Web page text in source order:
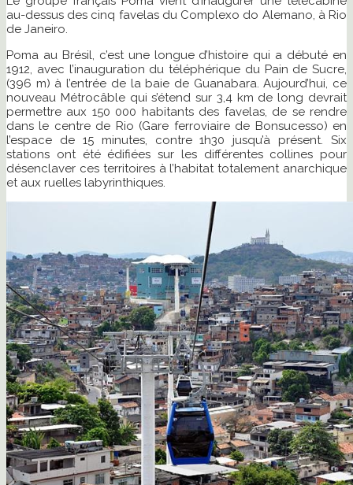
au-dessus des cinq favelas du Complexo do Alemano, à Rio
de Janeiro.
Poma au Brésil, c’est une longue d’histoire qui a débuté en
1912, avec l’inauguration du téléphérique du Pain de Sucre,
(396 m) à l’entrée de la baie de Guanabara. Aujourd’hui, ce
nouveau Métrocâble qui s’étend sur 3,4 km de long devrait
permettre aux 150 000 habitants des favelas, de se rendre
dans le centre de Rio (Gare ferroviaire de Bonsucesso) en
l’espace de 15 minutes, contre 1h30 jusqu’à présent. Six
stations ont été édifiées sur les différentes collines pour
désenclaver ces territoires à l’habitat totalement anarchique
et aux ruelles labyrinthiques.